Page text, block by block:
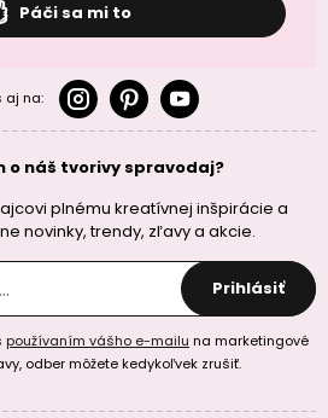
Páči sa mi to
aj na:
o náš tvorivy spravodaj?
plnému kreatívnej inšpirácie a
novinky, trendy, zľavy a akcie.
Prihlásiť
používaním vášho e-mailu na marketingové
odber môžete kedykoľvek zrušiť.